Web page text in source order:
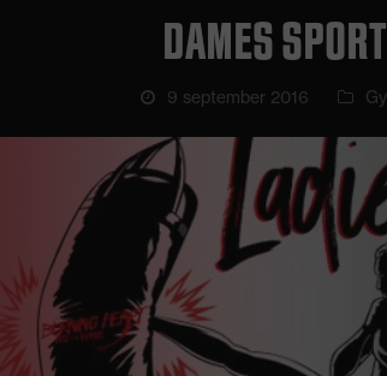
DAMES
9 september 2016